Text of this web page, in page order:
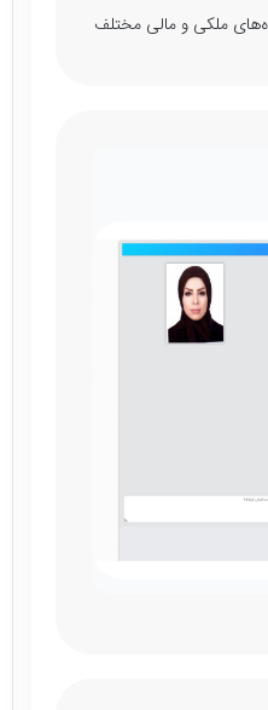
ملکی و مالی مختلف